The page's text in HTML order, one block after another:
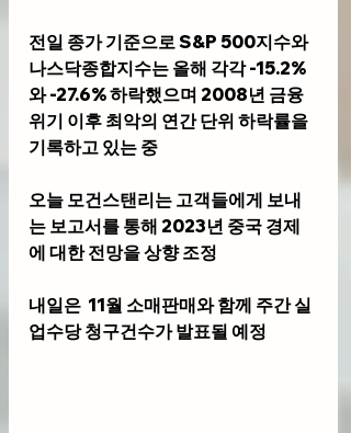
전일 종가 기준으로 S&P 500지수와
나스닥종합지수는 올해 각각 -15.2%
와 -27.6% 하락했으며 2008년 금융
위기 이후 최악의 연간 단위 하락률을
기록하고 있는 중
오늘 모건스탠리는 고객들에게 보내
는 보고서를 통해 2023년 중국 경제
에 대한 전망을 상향 조정
내일은  11월 소매판매와 함께 주간 실
업수당 청구건수가 발표될 예정